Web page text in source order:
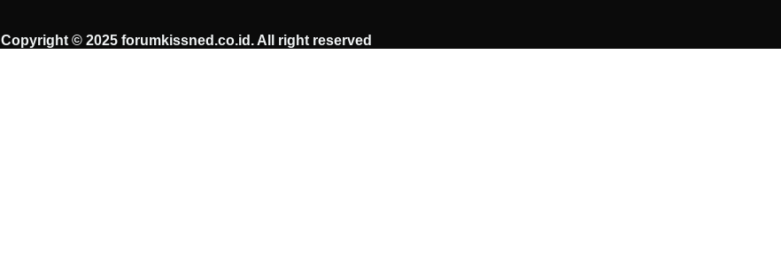
Copyright © 2025 forumkissned.co.id. All right reserved